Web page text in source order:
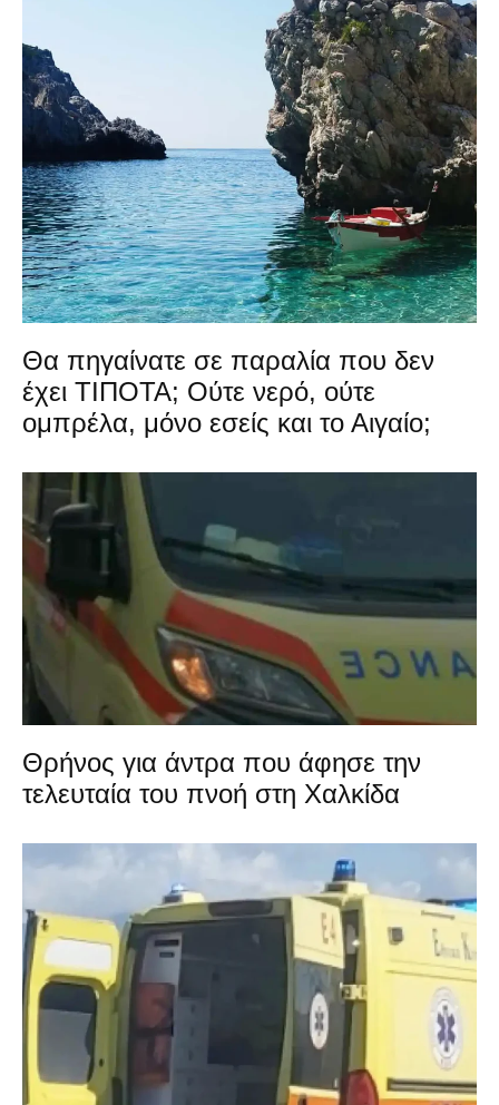
Θα πηγαίνατε σε παραλία που δεν
έχει ΤΙΠΟΤΑ; Ούτε νερό, ούτε
ομπρέλα, μόνο εσείς και το Αιγαίο;
Θρήνος για άντρα που άφησε την
τελευταία του πνοή στη Χαλκίδα